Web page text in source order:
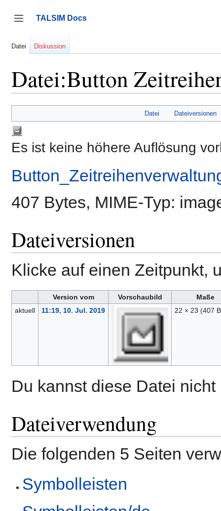
springen
Seitenleiste umschalten
TALSIM Docs
Datei Diskussion
Datei:Button
Datei Dateiversionen
Es ist keine höhere Auflösung
407 Bytes, MIME-Typ:
Dateiversionen
Klicke auf einen Zeitpunkt,
Version vom Vorschaubild
Maße
aktuell
11:19, 10. Jul. 2019 22 × 23 (407
Du kannst diese Datei
Dateiverwendung
Die folgenden 5 Seiten
Symbolleisten